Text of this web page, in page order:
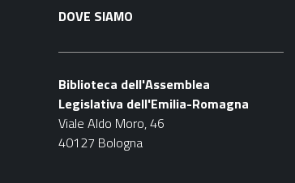
DOVE SIAMO
Biblioteca dell'Assemblea
Legislativa dell'Emilia-Romagna
Viale Aldo Moro, 46
40127 Bologna